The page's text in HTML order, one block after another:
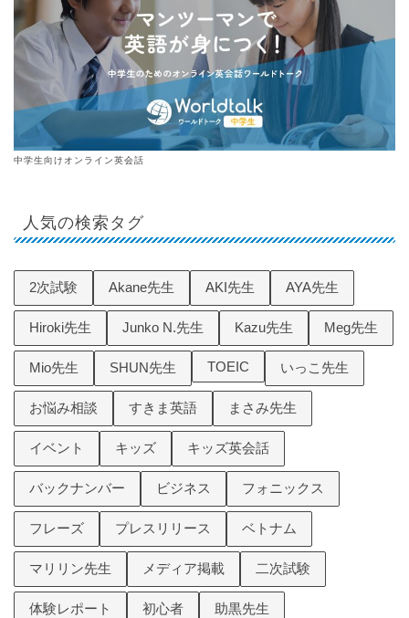
中学生向けオンライン英会話
人気の検索タグ
2次試験 Akane先生 AKI先生 AYA先生
Hiroki先生 Junko N.先生 Kazu先生 Meg先生
Mio先生 SHUN先生 TOEIC いっこ先生
お悩み相談 すきま英語 まさみ先生
イベント キッズ キッズ英会話
バックナンバー ビジネス フォニックス
フレーズ プレスリリース ベトナム
マリリン先生 メディア掲載 二次試験
体験レポート 初心者 助黒先生